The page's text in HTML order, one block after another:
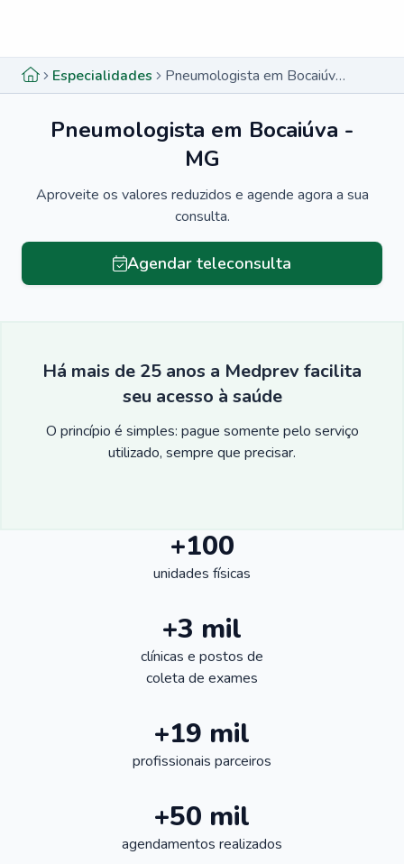
Especialidades Pneumologista em Bocaiúva - MG
Pneumologista em Bocaiúva -
MG
Aproveite os valores reduzidos e agende agora a sua
consulta.
Agendar teleconsulta
Há mais de 25 anos a Medprev facilita
seu acesso à saúde
O princípio é simples: pague somente pelo serviço
utilizado, sempre que precisar.
+100
unidades físicas
+3 mil
clínicas e postos de
coleta de exames
+19 mil
profissionais parceiros
+50 mil
agendamentos realizados